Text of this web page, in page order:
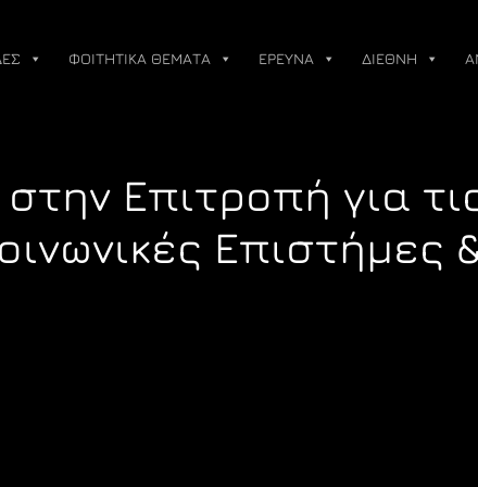
ΦΟΙΤΗΤΙΚΑ ΘΕΜΑΤΑ ΕΡΕΥΝΑ ΔΙΕΘΝΗ
Επιτροπή για
Επιστήμες